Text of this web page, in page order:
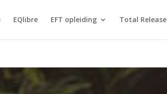
EQlibre EFT opleiding Total Release